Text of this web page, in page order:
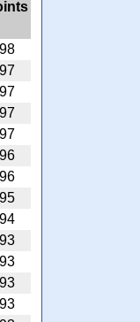
98
97
97
97
97
96
96
95
94
93
93
93
93